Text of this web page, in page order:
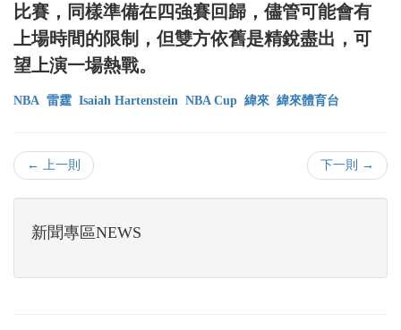
比賽，同樣準備在四強賽回歸，儘管可能會有
上場時間的限制，但雙方依舊是精銳盡出，可
望上演一場熱戰。
NBA 雷霆 Isaiah Hartenstein NBA Cup 緯來 緯來體育台
← 上一則 下一則 →
新聞專區NEWS